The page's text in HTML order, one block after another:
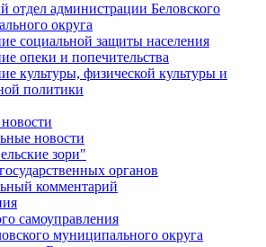
отдел администрации Беловского
округа
социальной защиты населения
опеки и попечительства
культуры, физической культуры и
политики
новости
зори"
органов
комментарий
самоуправления
муниципального округа